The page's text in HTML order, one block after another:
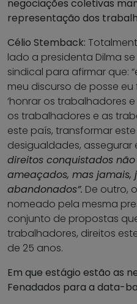
negociações coletivas
representação dos
Célio Stemback:
lado a presidenta Dilma
sindical para afirmar que:
meu discurso de posse
‘honrar os trabalhadores
os trabalhadores e as
este país, transformar
desigualdades, assegurar
direitos conquistados
ameaçados, mas jamais,
abandonados”. De outro,
nomeado pela mesma
conjunto de propostas
trabalhadores, direitos
de 25 anos.
Em que estágio estão as
Fenadados para a data-